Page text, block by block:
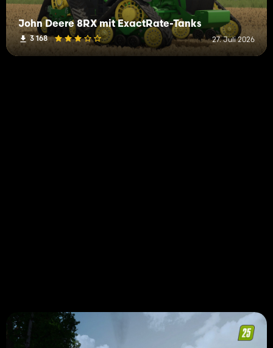
John Deere 8RX mit ExactRate-Tanks
3 168 27. Juli 2026